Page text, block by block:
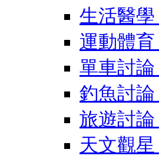
生活醫學
運動體育
單車討論
釣魚討論
旅遊討論
天文觀星